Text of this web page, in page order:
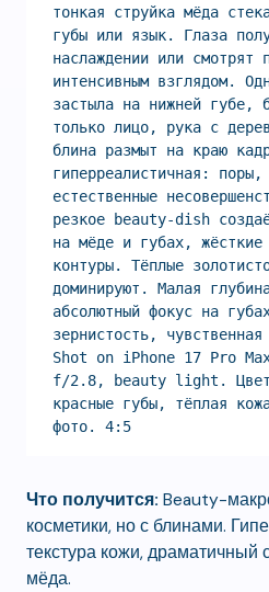
тонкая струйка мёда
губы или язык. Глаза
наслаждении или смотрят
интенсивным взглядом.
застыла на нижней губе,
только лицо, рука с
блина размыт на краю
гиперреалистичная: поры,
естественные
резкое beauty-dish
на мёде и губах, жёсткие
контуры. Тёплые
доминируют. Малая
абсолютный фокус на
зернистость,
Shot on iPhone 17 Pro
f/2.8, beauty light.
красные губы, тёплая
фото. 4:5
Что получится: Beauty-
косметики, но с блинами.
текстура кожи, драматичный
мёда.